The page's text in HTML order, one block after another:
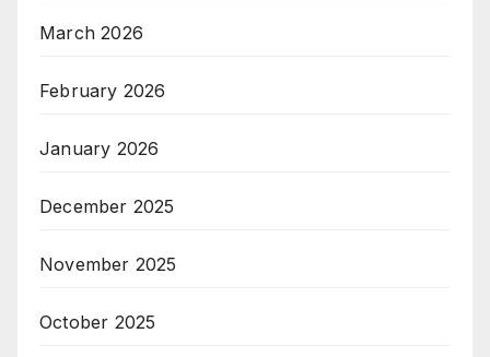
March 2026
February 2026
January 2026
December 2025
November 2025
October 2025